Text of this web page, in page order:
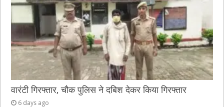
वारंटी गिरफ्तार, चौक पुलिस ने दबिश देकर किया गिरफ्तार
6 days ago